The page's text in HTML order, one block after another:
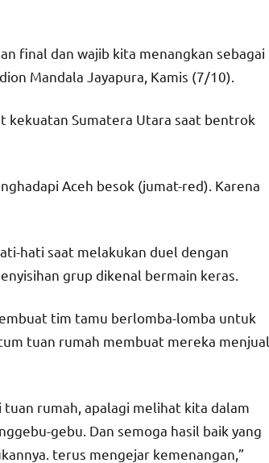
final dan wajib kita menangkan sebagai
Mandala Jayapura, Kamis (7/10).
kekuatan Sumatera Utara saat bentrok
Aceh besok (jumat-red). Karena
hati saat melakukan duel dengan
grup dikenal bermain keras.
tim tamu berlomba-lomba untuk
tuan rumah membuat mereka
rumah, apalagi melihat kita dalam
gebu. Dan semoga hasil baik yang
terus mengejar kemenangan,”